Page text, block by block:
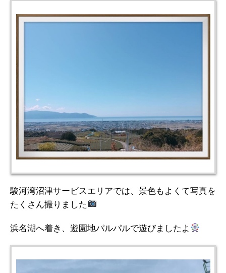
駿河湾沼津サービスエリアでは、景色もよくて写真を
たくさん撮りました
浜名湖へ着き、遊園地パルパルで遊びましたよ